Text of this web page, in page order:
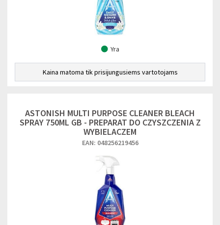
Yra
Kaina matoma tik prisijungusiems vartotojams
ASTONISH MULTI PURPOSE CLEANER BLEACH
SPRAY 750ML GB - PREPARAT DO CZYSZCZENIA Z
WYBIELACZEM
EAN: 048256219456